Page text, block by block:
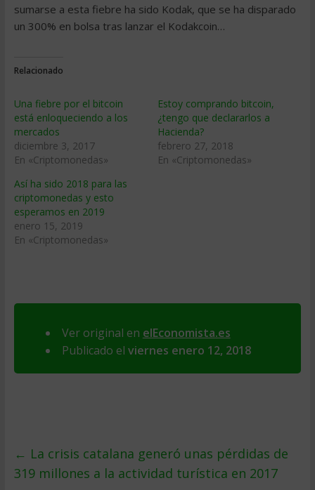
sumarse a esta fiebre ha sido Kodak, que se ha disparado
un 300% en bolsa tras lanzar el Kodakcoin…
Relacionado
Una fiebre por el bitcoin
está enloqueciendo a los
mercados
diciembre 3, 2017
En «Criptomonedas»
Estoy comprando bitcoin,
¿tengo que declararlos a
Hacienda?
febrero 27, 2018
En «Criptomonedas»
Así ha sido 2018 para las
criptomonedas y esto
esperamos en 2019
enero 15, 2019
En «Criptomonedas»
Ver original en elEconomista.es
Publicado el viernes enero 12, 2018
← La crisis catalana generó unas pérdidas de
319 millones a la actividad turística en 2017